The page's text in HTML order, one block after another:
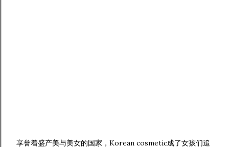
享誉着盛产美与美女的国家，Korean cosmetic成了女孩们追